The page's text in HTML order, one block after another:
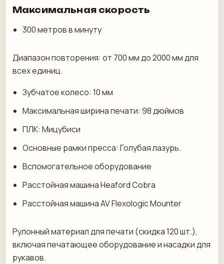
Максимальная скорость
300 метров в минуту
Диапазон повторения: от 700 мм до 2000 мм для
всех единиц.
Зубчатое колесо: 10 мм
Максимальная ширина печати: 98 дюймов
ПЛК: Мицубиси
Основные рамки пресса: Голубая лазурь.
Вспомогательное оборудование
Расстойная машина Heaford Cobra
Расстойная машина AV Flexologic Mounter
Рулонный материал для печати (скидка 120 шт.),
включая печатающее оборудование и насадки для
рукавов.